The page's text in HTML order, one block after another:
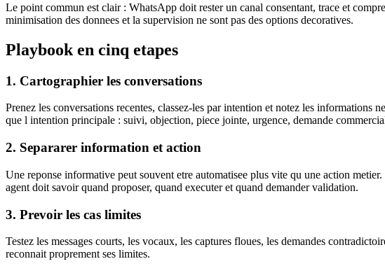
Le point commun est clair : WhatsApp doit rester un canal consentant, trace et
minimisation des donnees et la supervision ne sont pas des options decoratives.
Playbook en cinq etapes
1. Cartographier les conversations
Prenez les conversations recentes, classez-les par intention et notez les informations
que l intention principale : suivi, objection, piece jointe, urgence, demande
2. Separarer information et action
Une reponse informative peut souvent etre automatisee plus vite qu une action
agent doit savoir quand proposer, quand executer et quand demander validation.
3. Prevoir les cas limites
Testez les messages courts, les vocaux, les captures floues, les demandes
reconnait proprement ses limites.